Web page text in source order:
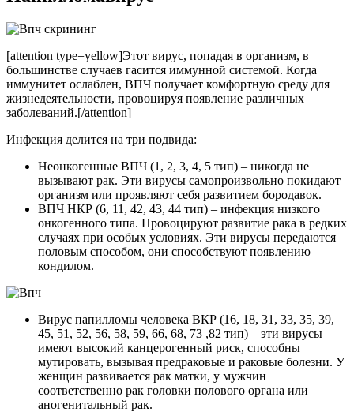
[attention type=yellow]Этот вирус, попадая в организм, в
большинстве случаев гасится иммунной системой. Когда
иммунитет ослаблен, ВПЧ получает комфортную среду для
жизнедеятельности, провоцируя появление различных
заболеваний.[/attention]
Инфекция делится на три подвида:
Неонкогенные ВПЧ (1, 2, 3, 4, 5 тип) – никогда не
вызывают рак. Эти вирусы самопроизвольно покидают
организм или проявляют себя развитием бородавок.
ВПЧ НКР (6, 11, 42, 43, 44 тип) – инфекция низкого
онкогенного типа. Провоцируют развитие рака в редких
случаях при особых условиях. Эти вирусы передаются
половым способом, они способствуют появлению
кондилом.
Вирус папилломы человека ВКР (16, 18, 31, 33, 35, 39,
45, 51, 52, 56, 58, 59, 66, 68, 73 ,82 тип) – эти вирусы
имеют высокий канцерогенный риск, способны
мутировать, вызывая предраковые и раковые болезни. У
женщин развивается рак матки, у мужчин
соответственно рак головки полового органа или
аногенитальный рак.